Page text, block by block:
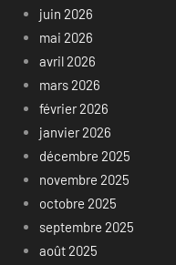
juin 2026
mai 2026
avril 2026
mars 2026
février 2026
janvier 2026
décembre 2025
novembre 2025
octobre 2025
septembre 2025
août 2025